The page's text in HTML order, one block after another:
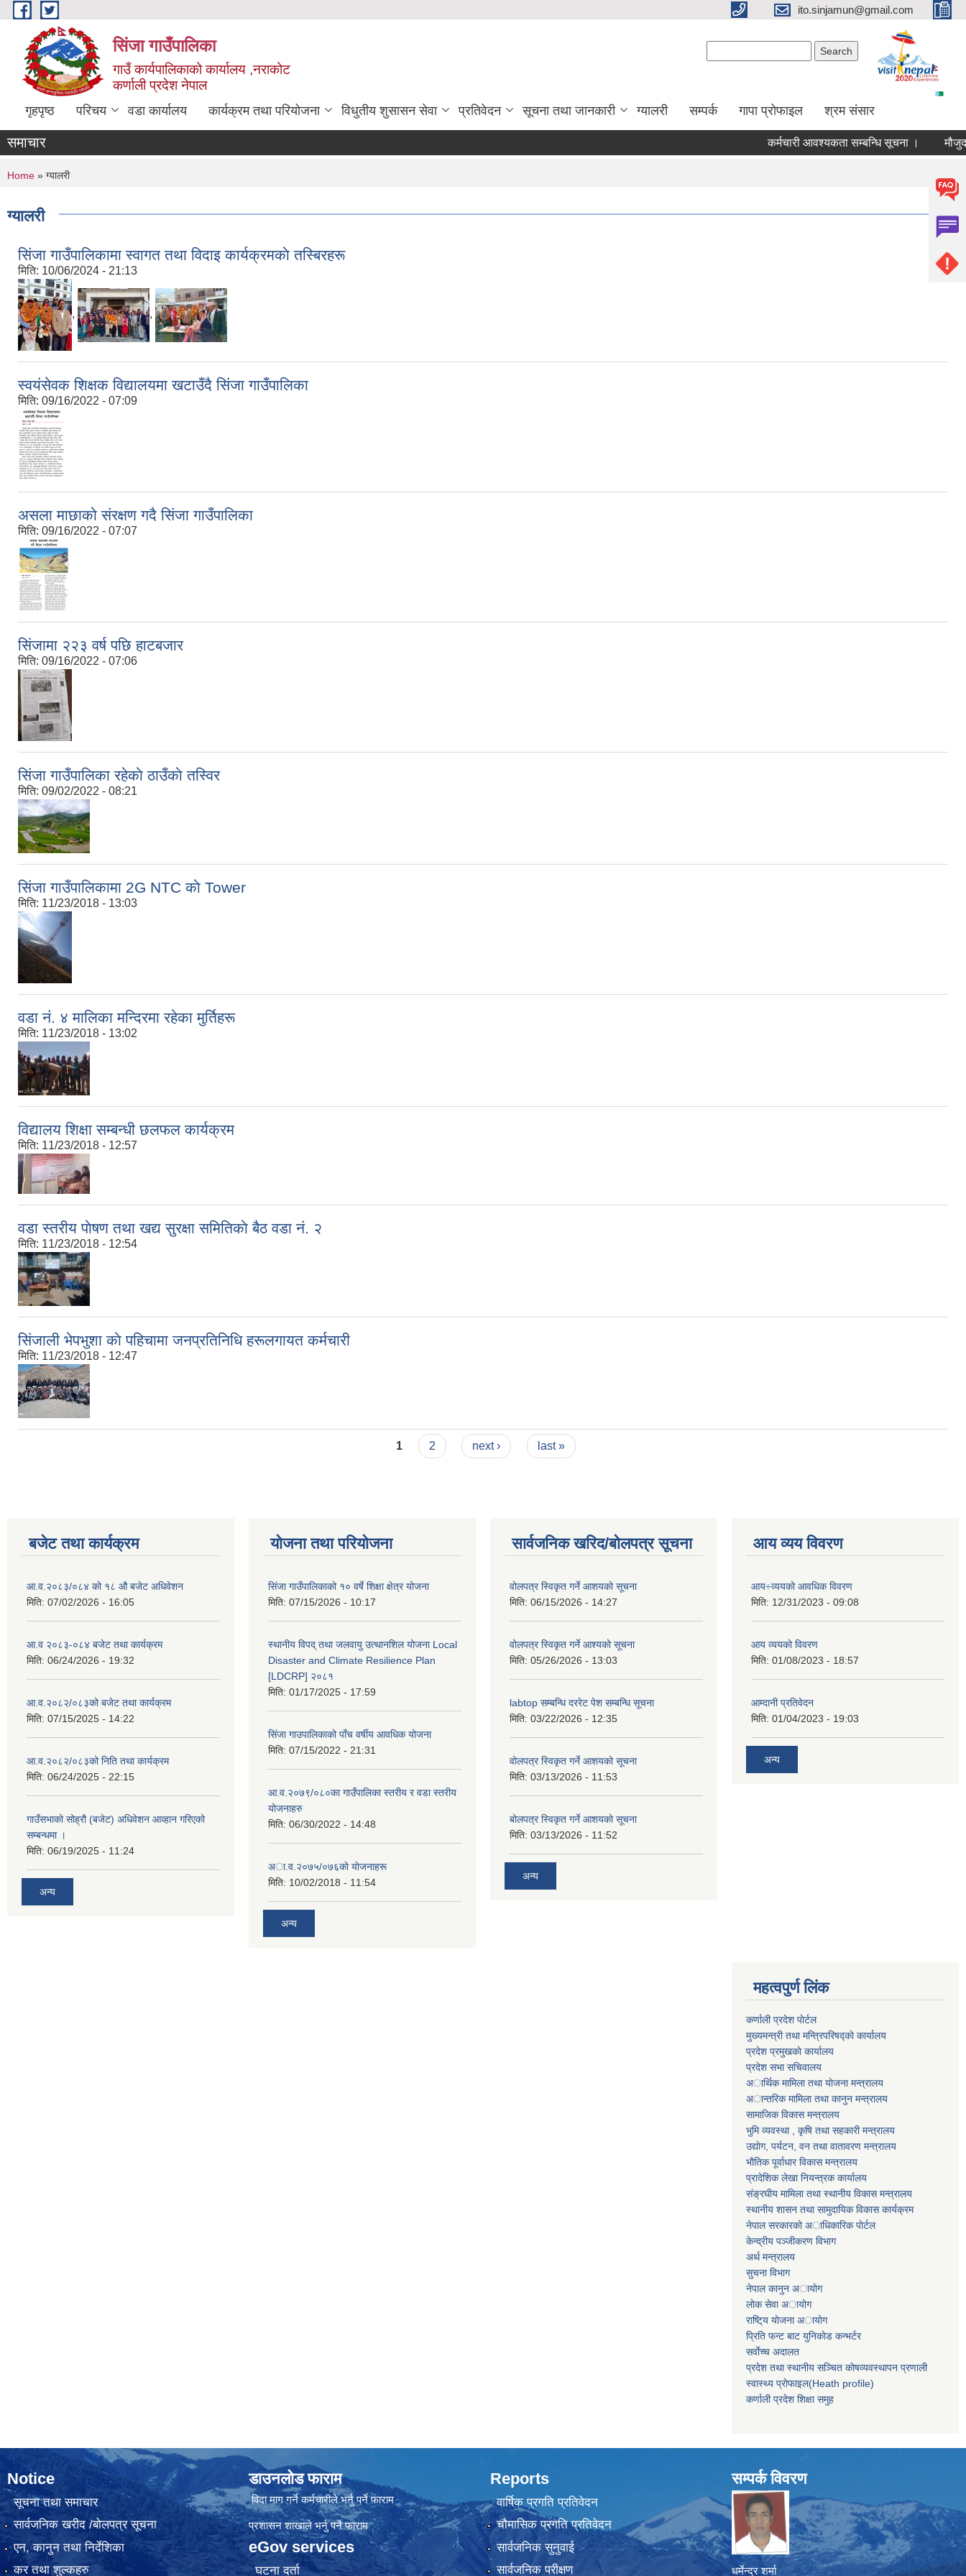
Skip to main content ito.sinjamun@gmail.com
सिंजा गाउँपालिका
गाउँ कार्यपालिकाको कार्यालय ,नराकोट
कर्णाली प्रदेश नेपाल
गृहपृष्ठ परिचय वडा कार्यालय कार्यक्रम तथा परियोजना विधुतीय शुसासन सेवा प्रतिवेदन सूचना तथा जानकारी ग्यालरी सम्पर्क गापा प्रोफाइल श्रम संसार
समाचार कर्मचारी आवश्यकता सम्बन्धि सूचना । मौजुदा
You are here
Home » ग्यालरी
ग्यालरी
सिंजा गाउँपालिकामा स्वागत तथा विदाइ कार्यक्रमकाे तस्बिरहरू
मिति: 10/06/2024 - 21:13
, ,
स्वयंसेवक शिक्षक विद्यालयमा खटाउँदै सिंजा गाउँपालिका
मिति: 09/16/2022 - 07:09
असला माछाको संरक्षण गदै सिंजा गाउँपालिका
मिति: 09/16/2022 - 07:07
सिंजामा २२३ वर्ष पछि हाटबजार
मिति: 09/16/2022 - 07:06
सिंजा गाउँपालिका रहेकाे ठाउँकाे तस्विर
मिति: 09/02/2022 - 08:21
सिंजा गाउँपालिकामा 2G NTC काे Tower
मिति: 11/23/2018 - 13:03
वडा नं. ४ मालिका मन्दिरमा रहेका मुर्तिहरू
मिति: 11/23/2018 - 13:02
विद्यालय शिक्षा सम्बन्धी छलफल कार्यक्रम
मिति: 11/23/2018 - 12:57
वडा स्तरीय पाेषण तथा खद्य सुरक्षा समितिकाे बैठ वडा नं. २
मिति: 11/23/2018 - 12:54
सिंजाली भेपभुशा काे पहिचामा जनप्रतिनिधि हरूलगायत कर्मचारी
मिति: 11/23/2018 - 12:47
1 2 next › last »
बजेट तथा कार्यक्रम
आ.व.२०८३/०८४ को १८ ‍औ बजेट अधिवेशन
मिति: 07/02/2026 - 16:05
आ.व २०८३-०८४ बजेट तथा कार्यक्रम
मिति: 06/24/2026 - 19:32
आ.व.२०८२/०८३को बजेट तथा कार्यक्रम
मिति: 07/15/2025 - 14:22
आ.व.२०८२/०८३को निति तथा कार्यक्रम
मिति: 06/24/2025 - 22:15
गाउँसभाको सोह्रौ (बजेट) अधिवेशन आव्हान गरिएको
सम्बन्धमा ।
मिति: 06/19/2025 - 11:24
अन्य
योजना तथा परियोजना
सिंजा गाउँपालिकाको १० वर्षे शिक्षा क्षेत्र योजना
मिति: 07/15/2026 - 10:17
स्थानीय विपद् तथा जलवायु उत्थानशिल योजना Local
Disaster and Climate Resilience Plan
[LDCRP] २०८१
मिति: 01/17/2025 - 17:59
सिंजा गाउपालिकाको पाँच वर्षीय आवधिक योजना
मिति: 07/15/2022 - 21:31
आ.व.२०७९/०८०का गाउँपालिका स्तरीय र वडा स्तरीय
योजनाहरु
मिति: 06/30/2022 - 14:48
अा‍‍.व.२०७५/०७६काे याेजनाहरू
मिति: 10/02/2018 - 11:54
अन्य
सार्वजनिक खरिद/बोलपत्र सूचना
वोलपत्र स्विकृत गर्ने आशयको सूचना
मिति: 06/15/2026 - 14:27
वोलपत्र स्विकृत गर्ने आश्यको सूचना
मिति: 05/26/2026 - 13:03
labtop सम्बन्धि दररेट पेश सम्बन्धि सूचना
मिति: 03/22/2026 - 12:35
वोलपत्र स्विकृत गर्ने आशयको सूचना
मिति: 03/13/2026 - 11:53
बोलपत्र स्विकृत गर्ने आशयको सूचना
मिति: 03/13/2026 - 11:52
अन्य
आय व्यय विवरण
आय÷व्ययको आवधिक विवरण
मिति: 12/31/2023 - 09:08
आय व्ययको विवरण
मिति: 01/08/2023 - 18:57
आम्दानी प्रतिवेदन
मिति: 01/04/2023 - 19:03
अन्य
महत्वपुर्ण लिंक
कर्णाली प्रदेश पाेर्टल
मुख्यमन्त्री तथा मन्त्रिपरिषद्काे कार्यालय
प्रदेश प्रमुखकाे कार्यालय
प्रदेश सभा सचिवालय
अार्थिक मामिला तथा याेजना मन्त्रालय
अान्तरिक मामिला तथा कानुन मन्त्रालय
सामाजिक विकास मन्त्रालय
भुमि व्यवस्था , कृषि तथा सहकारी मन्त्रालय
उद्याेग, पर्यटन, वन तथा वातावरण मन्त्रालय
भाैतिक पूर्वाधार विकास मन्त्रालय
प्रादेशिक लेखा नियन्त्रक कार्यालय
संङ्रघीय मामिला तथा स्थानीय विकास मन्त्रालय
स्थानीय शासन तथा सामुदायिक विकास कार्यक्रम
नेपाल सरकारकाे अाधिकारिक पाेर्टल
केन्द्रीय पञ्जीकरण विभाग
अर्थ मन्त्रालय
सुचना विभाग
नेपाल कानुन अायाेग
लाेक सेवा अायाेग
राष्टि्य याेजना अायाेग
प्रिति फन्ट बाट युनिकाेड कन्भर्टर
सर्वाेच्च अदालत
प्रदेश तथा स्थानीय सञ्चित काेषव्यवस्थापन प्रणाली
स्वास्थ्य प्राेफाइल(Heath profile)
कर्णाली प्रदेश शिक्षा समुह
Notice
सूचना तथा समाचार
सार्वजनिक खरीद /बोलपत्र सूचना
एन, कानुन तथा निर्देशिका
कर तथा शुल्कहरु
डाउनलोड फाराम
विदा माग गर्ने कर्मचारीले भर्नु पर्ने फाराम
प्रशासन शाखाले भर्नु पर्ने फाराम
eGov services
घटना दर्ता
Reports
वार्षिक प्रगति प्रतिवेदन
चौमासिक प्रगति प्रतिवेदन
सार्वजनिक सुनुवाई
सार्वजनिक परीक्षण
सम्पर्क विवरण
धर्मेन्द्र शर्मा